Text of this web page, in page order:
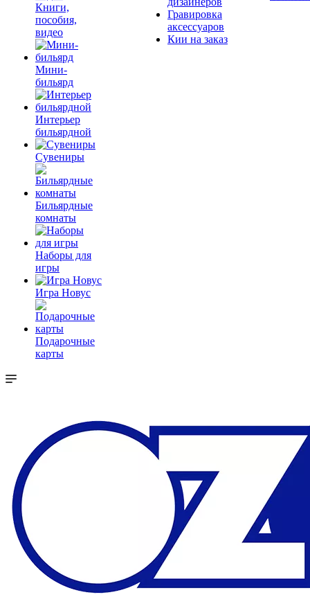
Книги,
пособия,
видео
Мини-
бильярд
Интерьер
бильярдной
Сувениры
Бильярдные
комнаты
Наборы для
игры
Игра Новус
Подарочные
карты
Гравировка
аксессуаров
Кии на заказ